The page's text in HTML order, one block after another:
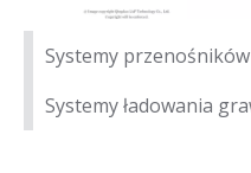
Systemy
Systemy ładowania